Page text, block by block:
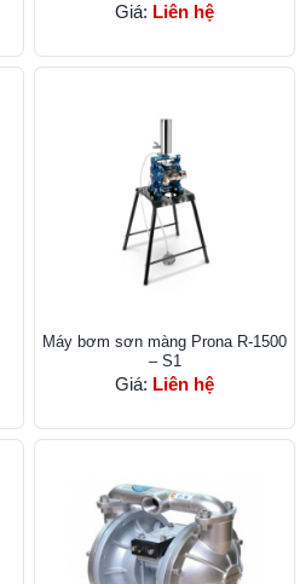
Giá: Liên hệ
Máy bơm sơn màng Prona R-1500
– S1
Giá: Liên hệ